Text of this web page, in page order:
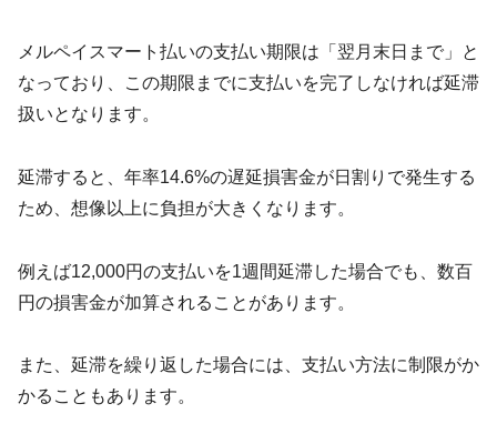
メルペイスマート払いの支払い期限は「翌月末日まで」と
なっており、この期限までに支払いを完了しなければ延滞
扱いとなります。
延滞すると、年率14.6%の遅延損害金が日割りで発生する
ため、想像以上に負担が大きくなります。
例えば12,000円の支払いを1週間延滞した場合でも、数百
円の損害金が加算されることがあります。
また、延滞を繰り返した場合には、支払い方法に制限がか
かることもあります。